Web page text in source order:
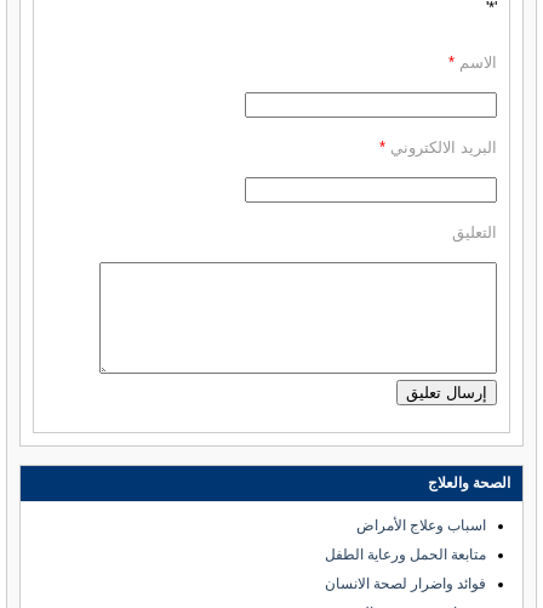
'*'
الاسم *
البريد الالكتروني *
التعليق
الصحة والعلاج
اسباب وعلاج الأمراض
متابعة الحمل ورعاية الطفل
فوائد واضرار لصحة الانسان